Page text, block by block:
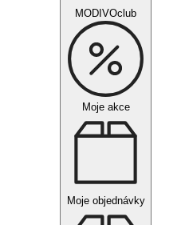
MODIVOclub
Moje akce
Moje objednávky